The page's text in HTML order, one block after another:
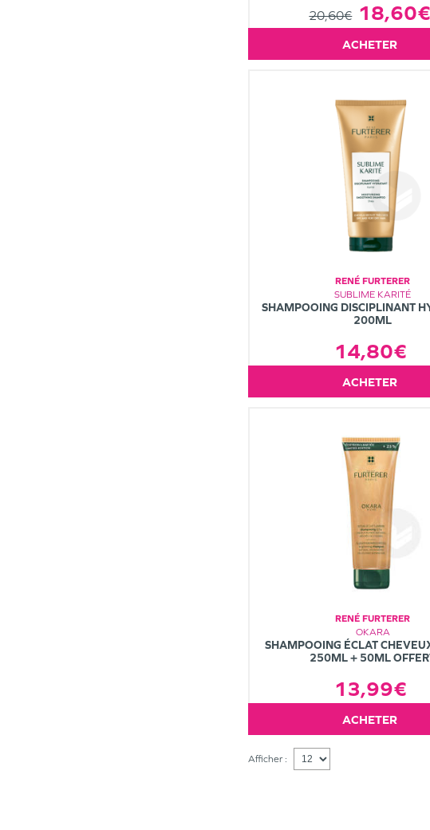
20,60€ 18,60€
ACHETER
RENÉ FURTERER
SUBLIME KARITÉ
SHAMPOOING DISCIPLINANT
200ML
14,80€
ACHETER
RENÉ FURTERER
OKARA
SHAMPOOING ÉCLAT
250ML + 50ML
13,99€
ACHETER
Afficher :